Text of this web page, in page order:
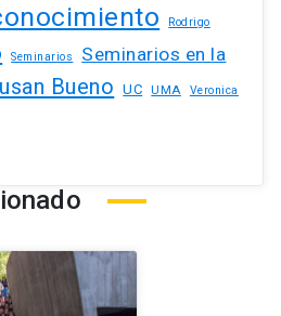
Rodrigo
Seminarios
Seminarios en la
Bueno UC UMA
Veronica